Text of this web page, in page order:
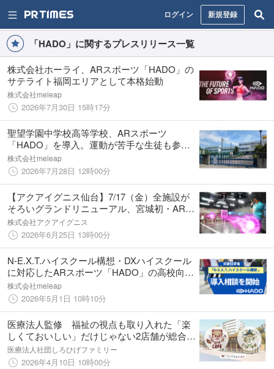
ログイン 新規登録
「HADO」に関するプレスリリース一覧
株式会社ホーライ、ARスポーツ「HADO」の
サテライト福岡エリアとして本格始動
株式会社meleap
2026年7月30日 15時17分
聖望学園中学校高等学校、ARスポーツ
「HADO」を導入。運動が苦手な生徒も参加
しやすい環境づくりへ
株式会社meleap
2026年7月28日 12時00分
【アクアイグニス仙台】7/17（金）全施設が
そろいグランドリニューアル、宮城初・ARア
クティビティ「HADO」を含む次世代体験型
施設「Digital Fun Park」オープン
株式会社アクアイグニス
2026年6月25日 13時00分
N-E.X.T.ハイスクール構想・DXハイスクール
に対応したARスポーツ「HADO」の高校向け
導入相談を開始
株式会社meleap
2026年5月1日 10時10分
医療法人監修 福祉の視点も取り入れた「楽
しくておいしい」だけじゃない2店舗が総合レ
クリエーション公園にオープン
医療法人社団しろひげファミリー
2026年4月10日 10時00分